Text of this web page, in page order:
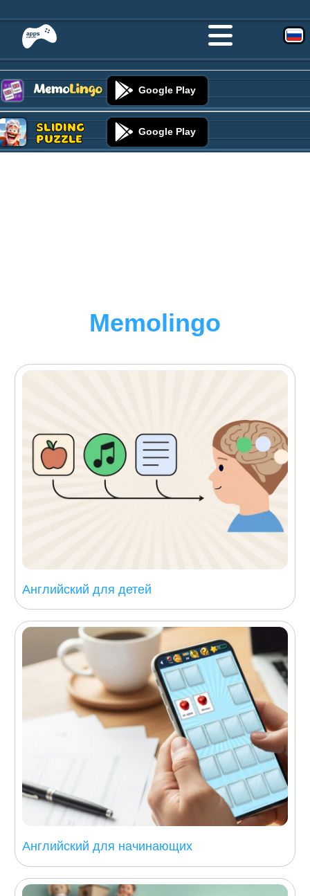
Google Play
Sliding
Puzzle Google Play
Memolingo
Английский для детей
Английский для начинающих